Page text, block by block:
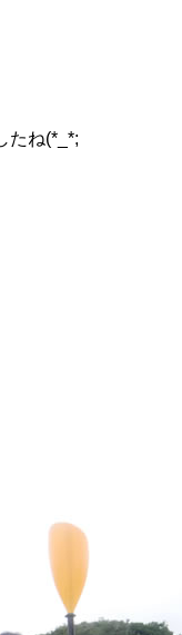
たね(*_*;